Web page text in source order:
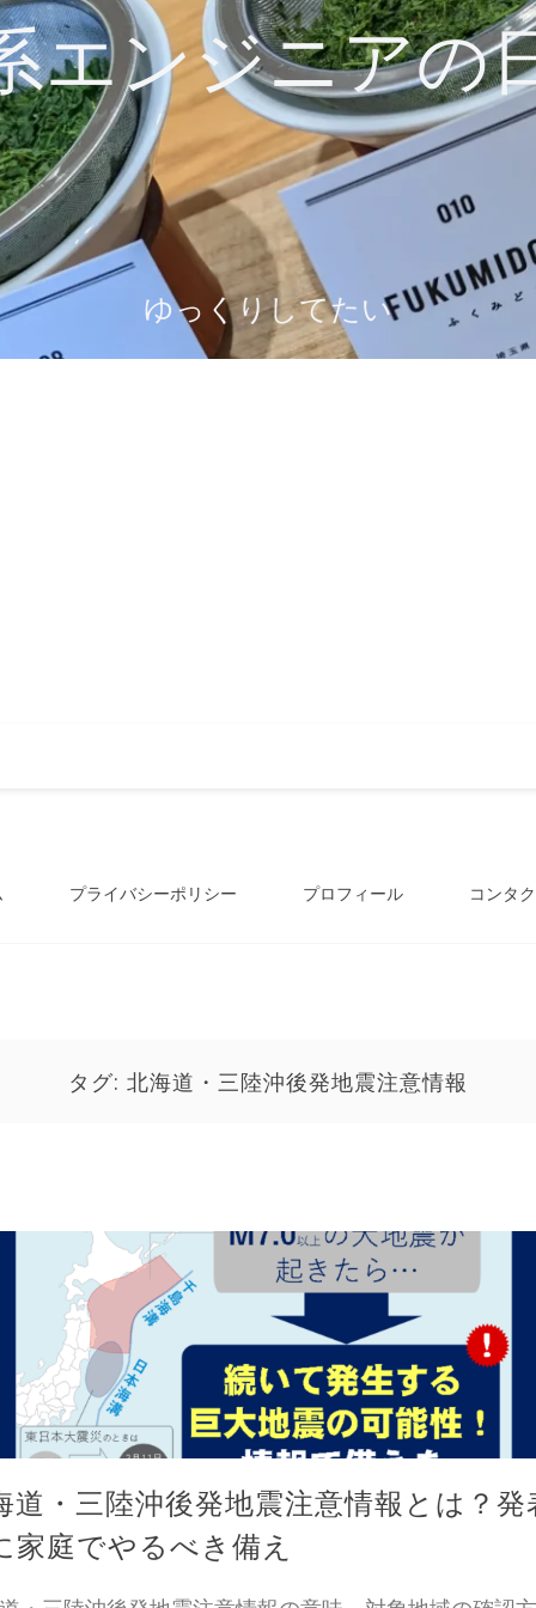
エンジニアの
ゆっくりしてたい
プライバシーポリシー プロフィール コンタ
タグ: 北海道・三陸沖後発地震注意情報
道・三陸沖後発地震注意情報とは？発
家庭でやるべき備え